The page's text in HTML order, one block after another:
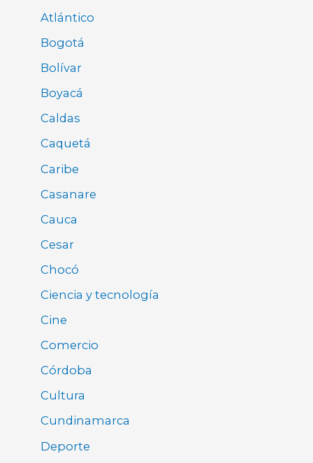
Atlántico
Bogotá
Bolívar
Boyacá
Caldas
Caquetá
Caribe
Casanare
Cauca
Cesar
Chocó
Ciencia y tecnología
Cine
Comercio
Córdoba
Cultura
Cundinamarca
Deporte